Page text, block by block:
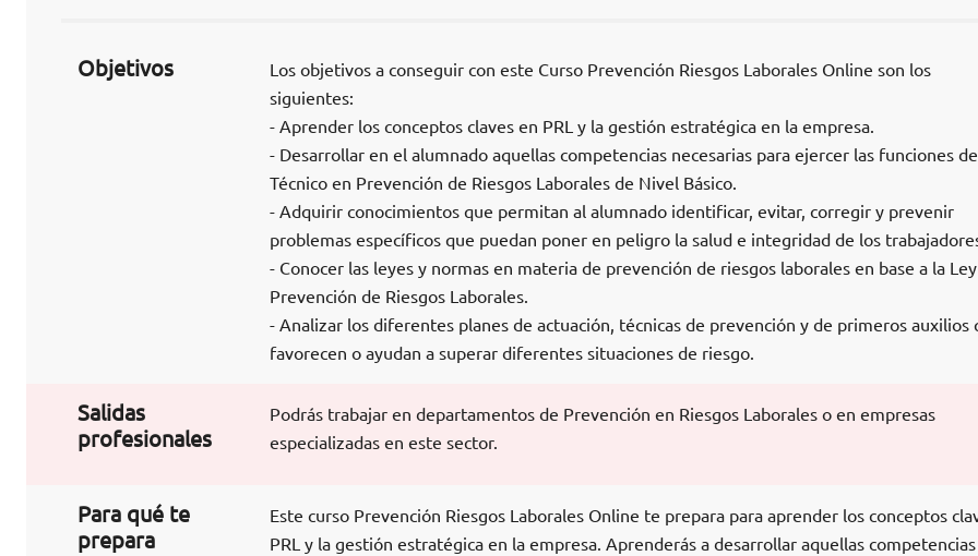
Objetivos
Los objetivos a conseguir con este Curso Prevención Riesgos Laborales Online son los
siguientes:
- Aprender los conceptos claves en PRL y la gestión estratégica en la empresa.
- Desarrollar en el alumnado aquellas competencias necesarias para ejercer las funciones de
Técnico en Prevención de Riesgos Laborales de Nivel Básico.
- Adquirir conocimientos que permitan al alumnado identificar, evitar, corregir y prevenir
problemas específicos que puedan poner en peligro la salud e integridad de los
- Conocer las leyes y normas en materia de prevención de riesgos laborales en base a la
Prevención de Riesgos Laborales.
- Analizar los diferentes planes de actuación, técnicas de prevención y de primeros auxilios
favorecen o ayudan a superar diferentes situaciones de riesgo.
Salidas
profesionales
Podrás trabajar en departamentos de Prevención en Riesgos Laborales o en empresas
especializadas en este sector.
Para qué te
prepara
Este curso Prevención Riesgos Laborales Online te prepara para aprender los conceptos
PRL y la gestión estratégica en la empresa. Aprenderás a desarrollar aquellas competencias